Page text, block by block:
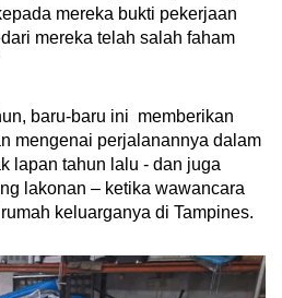
mereka bukti pekerjaan
mereka telah salah faham
baru-baru ini memberikan
mengenai perjalanannya dalam
lapan tahun lalu - dan juga
lakonan – ketika wawancara
keluarganya di Tampines.